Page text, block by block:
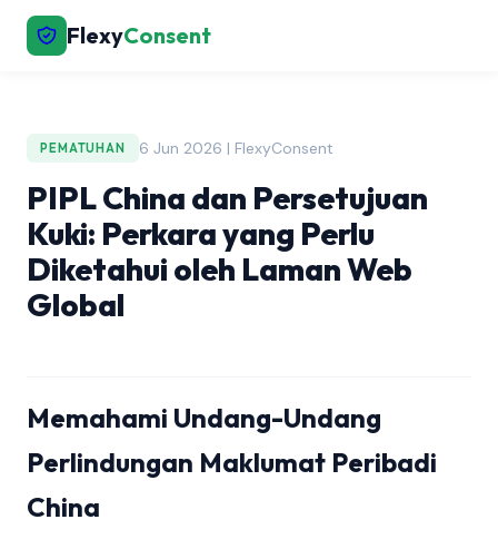
FlexyConsent
PEMATUHAN 6 Jun 2026 | FlexyConsent
PIPL China dan Persetujuan
Kuki: Perkara yang Perlu
Diketahui oleh Laman Web
Global
Memahami Undang-Undang
Perlindungan Maklumat Peribadi
China